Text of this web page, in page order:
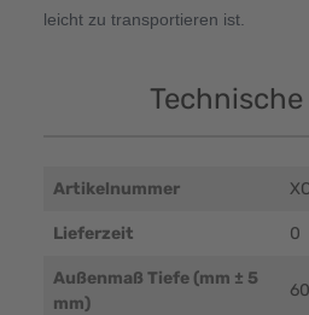
leicht zu transportieren ist.
Artikelnummer
Lieferzeit 0
Außenmaß Tiefe (mm ± 5
mm)